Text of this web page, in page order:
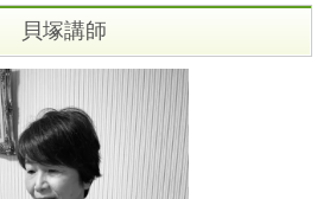
貝塚講師